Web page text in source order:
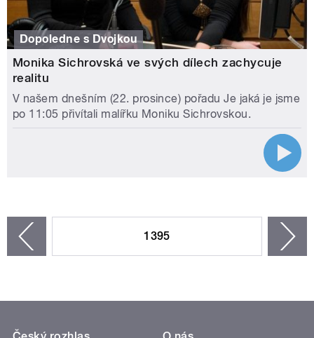
Dopoledne s Dvojkou
Monika Sichrovská ve svých dílech zachycuje
realitu
V našem dnešním (22. prosince) pořadu Je jaká je jsme
po 11:05 přivítali malířku Moniku Sichrovskou.
1395